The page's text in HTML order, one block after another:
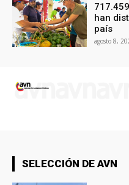
han
país
agosto 8,
SELECCIÓN DE AVN